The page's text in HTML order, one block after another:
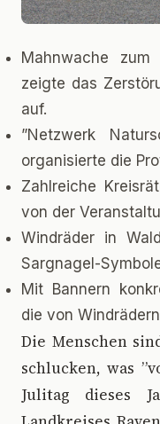
Mahnwache
zeigte das
auf.
”Netzwerk
organisierte die
Zahlreiche
von der
Windräder in
Sargnagel-
Mit Bannern
die von
Die Menschen
schlucken, was
Julitag dieses